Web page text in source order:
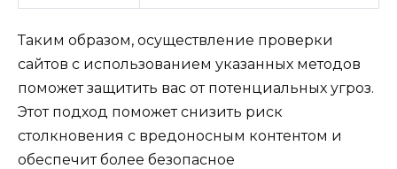
Таким образом, осуществление проверки
сайтов с использованием указанных методов
поможет защитить вас от потенциальных угроз.
Этот подход поможет снизить риск
столкновения с вредоносным контентом и
обеспечит более безопасное